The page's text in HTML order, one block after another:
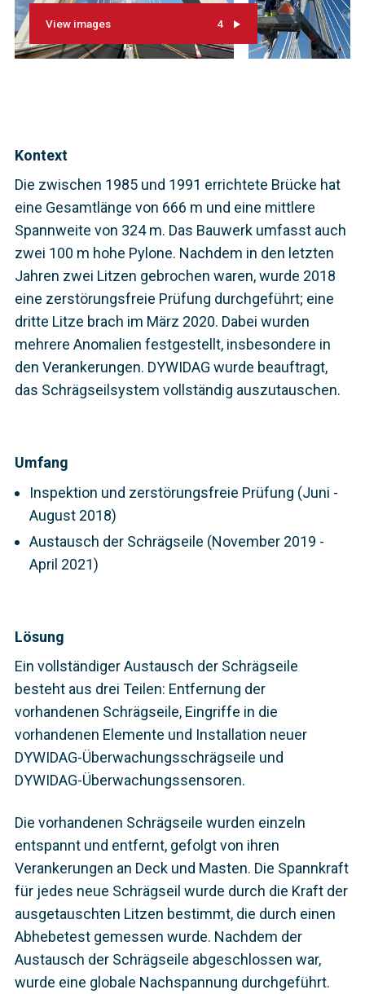
View images 4
Kontext
Die zwischen 1985 und 1991 errichtete Brücke hat
eine Gesamtlänge von 666 m und eine mittlere
Spannweite von 324 m. Das Bauwerk umfasst auch
zwei 100 m hohe Pylone. Nachdem in den letzten
Jahren zwei Litzen gebrochen waren, wurde 2018
eine zerstörungsfreie Prüfung durchgeführt; eine
dritte Litze brach im März 2020. Dabei wurden
mehrere Anomalien festgestellt, insbesondere in
den Verankerungen. DYWIDAG wurde beauftragt,
das Schrägseilsystem vollständig auszutauschen.
Umfang
Inspektion und zerstörungsfreie Prüfung (Juni -
August 2018)
Austausch der Schrägseile (November 2019 -
April 2021)
Lösung
Ein vollständiger Austausch der Schrägseile
besteht aus drei Teilen: Entfernung der
vorhandenen Schrägseile, Eingriffe in die
vorhandenen Elemente und Installation neuer
DYWIDAG-Überwachungsschrägseile und
DYWIDAG-Überwachungssensoren.
Die vorhandenen Schrägseile wurden einzeln
entspannt und entfernt, gefolgt von ihren
Verankerungen an Deck und Masten. Die Spannkraft
für jedes neue Schrägseil wurde durch die Kraft der
ausgetauschten Litzen bestimmt, die durch einen
Abhebetest gemessen wurde. Nachdem der
Austausch der Schrägseile abgeschlossen war,
wurde eine globale Nachspannung durchgeführt.